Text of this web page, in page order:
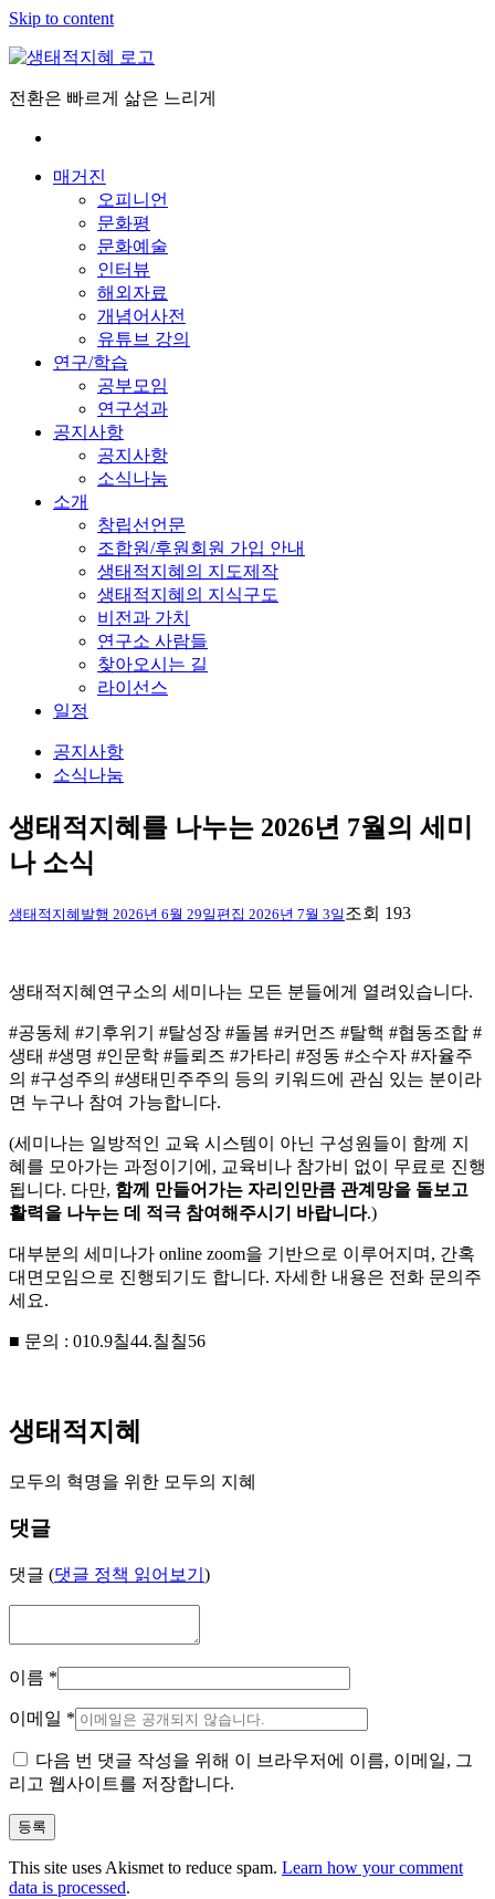
Skip to content
전환은 빠르게 삶은 느리게
매거진
오피니언
문화평
문화예술
인터뷰
해외자료
개념어사전
유튜브 강의
연구/학습
공부모임
연구성과
공지사항
공지사항
소식나눔
소개
창립선언문
조합원/후원회원 가입 안내
생태적지혜의 지도제작
생태적지혜의 지식구도
비전과 가치
연구소 사람들
찾아오시는 길
라이선스
일정
공지사항
소식나눔
생태적지혜를 나누는 2026년 7월의 세미
나 소식
생태적지혜 발행 2026년 6월 29일 편집 2026년 7월 3일 조회 193
생태적지혜연구소의 세미나는 모든 분들에게 열려있습니다.
#공동체 #기후위기 #탈성장 #돌봄 #커먼즈 #탈핵 #협동조합 #
생태 #생명 #인문학 #들뢰즈 #가타리 #정동 #소수자 #자율주
의 #구성주의 #생태민주주의 등의 키워드에 관심 있는 분이라
면 누구나 참여 가능합니다.
(세미나는 일방적인 교육 시스템이 아닌 구성원들이 함께 지
혜를 모아가는 과정이기에, 교육비나 참가비 없이 무료로 진행
됩니다. 다만, 함께 만들어가는 자리인만큼 관계망을 돌보고
활력을 나누는 데 적극 참여해주시기 바랍니다.)
대부분의 세미나가 online zoom을 기반으로 이루어지며, 간혹
대면모임으로 진행되기도 합니다. 자세한 내용은 전화 문의주
세요.
■ 문의 : 010.9칠44.칠칠56
생태적지혜
모두의 혁명을 위한 모두의 지혜
댓글
댓글 (댓글 정책 읽어보기 )
이름 *
이메일 *
다음 번 댓글 작성을 위해 이 브라우저에 이름, 이메일, 그
리고 웹사이트를 저장합니다.
This site uses Akismet to reduce spam. Learn how your comment
data is processed.